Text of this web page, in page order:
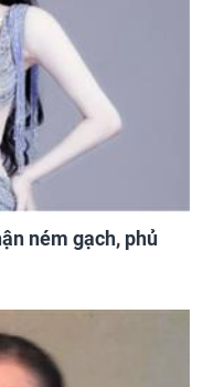
ném gạch, phủ